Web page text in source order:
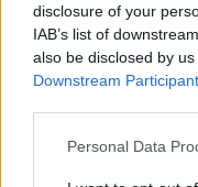
disclosure of your
IAB’s list of
also be disclosed by
Downstream
Personal Data